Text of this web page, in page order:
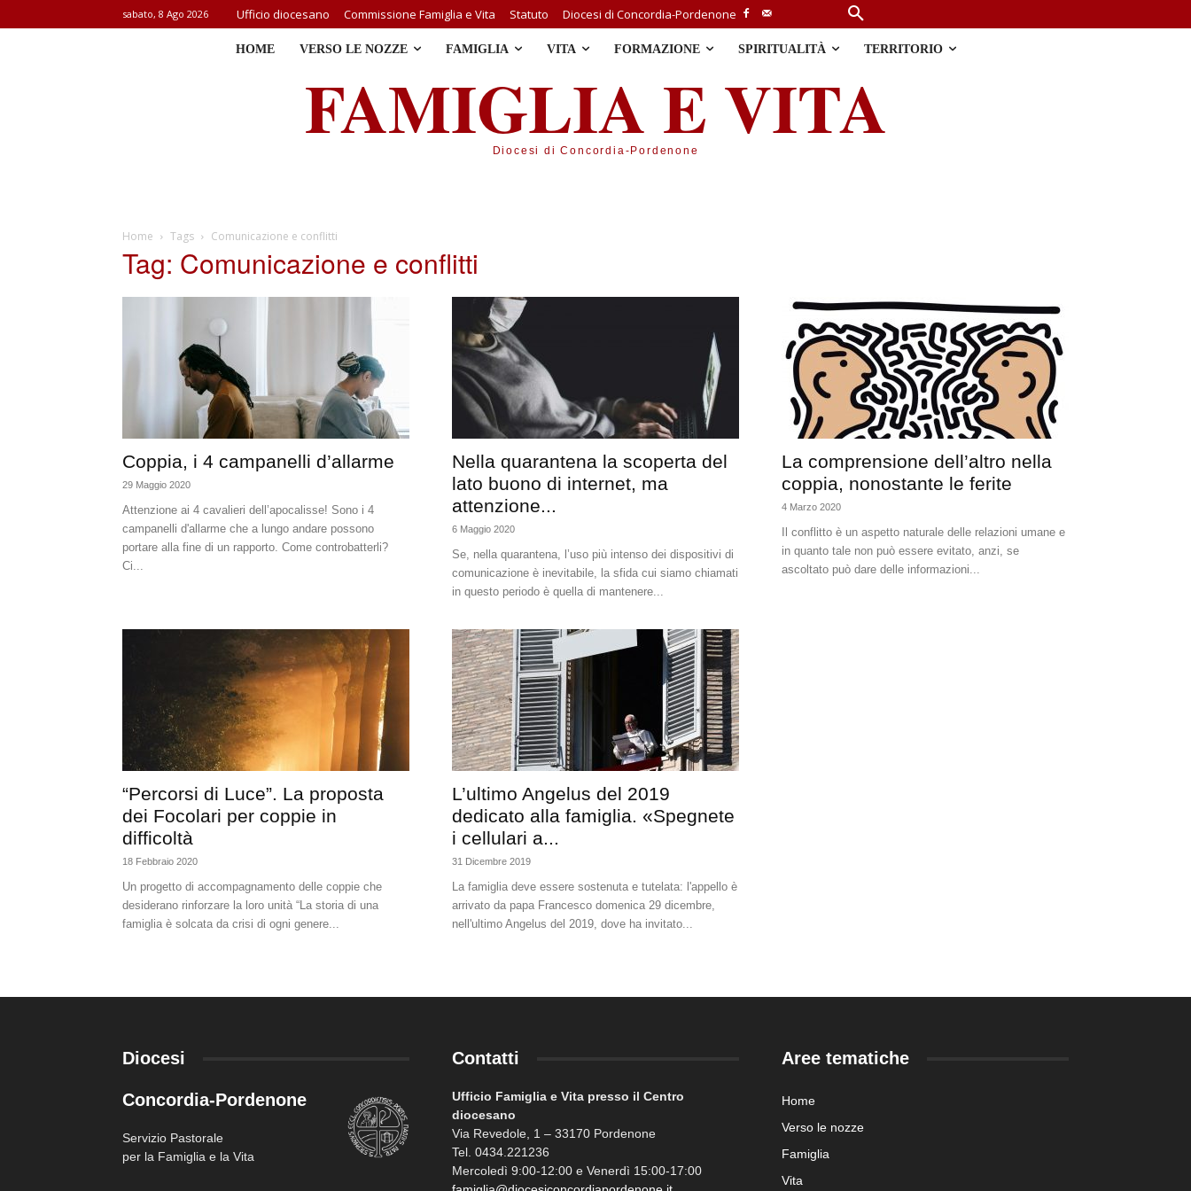
sabato, 8 Ago 2026 Ufficio diocesano Commissione Famiglia e Vita Statuto Diocesi di Concordia-Pordenone
HOME VERSO LE NOZZE FAMIGLIA VITA FORMAZIONE SPIRITUALITÀ TERRITORIO
FAMIGLIA E VITA
Diocesi di Concordia-Pordenone
Home Tags Comunicazione e conflitti
Tag: Comunicazione e conflitti
Coppia, i 4 campanelli d’allarme
29 Maggio 2020
Attenzione ai 4 cavalieri dell’apocalisse! Sono i 4
campanelli d'allarme che a lungo andare possono
portare alla fine di un rapporto. Come controbatterli?
Ci...
Nella quarantena la scoperta del
lato buono di internet, ma
attenzione...
6 Maggio 2020
Se, nella quarantena, l’uso più intenso dei dispositivi di
comunicazione è inevitabile, la sfida cui siamo chiamati
in questo periodo è quella di mantenere...
La comprensione dell’altro nella
coppia, nonostante le ferite
4 Marzo 2020
Il conflitto è un aspetto naturale delle relazioni umane e
in quanto tale non può essere evitato, anzi, se
ascoltato può dare delle informazioni...
“Percorsi di Luce”. La proposta
dei Focolari per coppie in
difficoltà
18 Febbraio 2020
Un progetto di accompagnamento delle coppie che
desiderano rinforzare la loro unità “La storia di una
famiglia è solcata da crisi di ogni genere...
L’ultimo Angelus del 2019
dedicato alla famiglia. «Spegnete
i cellulari a...
31 Dicembre 2019
La famiglia deve essere sostenuta e tutelata: l'appello è
arrivato da papa Francesco domenica 29 dicembre,
nell'ultimo Angelus del 2019, dove ha invitato...
Diocesi
Concordia-Pordenone
Servizio Pastorale
per la Famiglia e la Vita
Contatti
Ufficio Famiglia e Vita presso il Centro
diocesano
Via Revedole, 1 – 33170 Pordenone
Tel. 0434.221236
Mercoledì 9:00-12:00 e Venerdì 15:00-17:00
Aree tematiche
Home
Verso le nozze
Famiglia
Vita